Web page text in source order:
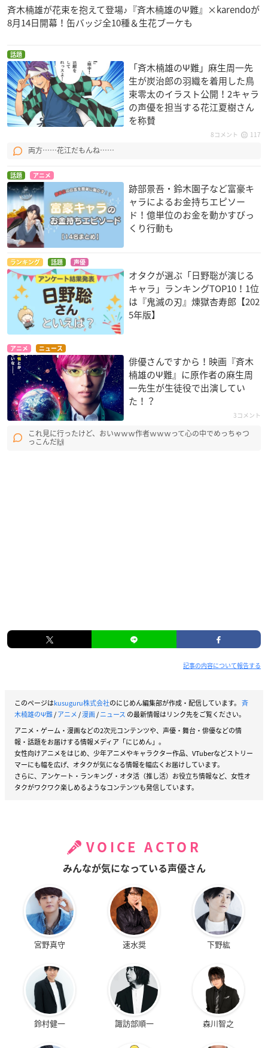
斉木楠雄が花束を抱えて登場♪『斉木楠雄のΨ難』×karendoが
8月14日開幕！缶バッジ全10種＆生花ブーケも
話題
「斉木楠雄のΨ難」麻生周一先
生が炭治郎の羽織を着用した鳥
束零太のイラスト公開！2キャラ
の声優を担当する花江夏樹さん
を称賛
8コメント 117
両方……花江だもんね……
話題 アニメ
跡部景吾・鈴木園子など富豪キ
ャラによるお金持ちエピソー
ド！億単位のお金を動かすびっ
くり行動も
ランキング 話題 声優
オタクが選ぶ「日野聡が演じる
キャラ」ランキングTOP10！1位
は『鬼滅の刃』煉󠄁獄杏寿郎【202
5年版】
アニメ ニュース
俳優さんですから！映画『斉木
楠雄のΨ難』に原作者の麻生周
一先生が生徒役で出演してい
た！？
3コメント
これ見に行ったけど、おいｗｗｗ作者ｗｗｗって心の中でめっちゃつ
っこんだ🙌
記事の内容について報告する
このページはkusuguru株式会社のにじめん編集部が作成・配信しています。 斉
木楠雄のΨ難/アニメ/漫画/ニュース の最新情報はリンク先をご覧ください。
アニメ・ゲーム・漫画などの2次元コンテンツや、声優・舞台・俳優などの情
報・話題をお届けする情報メディア「にじめん」。
女性向けアニメをはじめ、少年アニメやキャラクター作品、VTuberなどストリー
マーにも幅を広げ、オタクが気になる情報を幅広くお届けしています。
さらに、アンケート・ランキング・オタ活（推し活）お役立ち情報など、女性オ
タクがワクワク楽しめるようなコンテンツも発信しています。
VOICE ACTOR
みんなが気になっている声優さん
宮野真守 速水奨 下野紘
鈴村健一 諏訪部順一 森川智之